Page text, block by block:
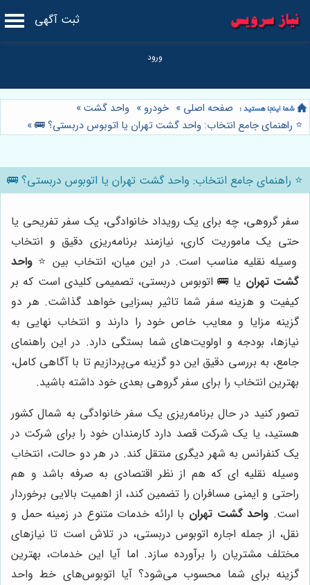
ثبت آگهی
صفحه اصلی » خودرو » واحد گشت»
⭐️ راهنمای جامع انتخاب: واحد گشت تهران یا اتوبوس دربستی؟ 🚌»
⭐️ راهنمای جامع انتخاب: واحد گشت تهران یا اتوبوس دربستی؟ 🚌
سفر گروهی، چه برای یک رویداد خانوادگی، یک سفر تفریحی یا
حتی یک ماموریت کاری، نیازمند برنامه‌ریزی دقیق و انتخاب
وسیله نقلیه مناسب است. در این میان، انتخاب بین ⭐️ واحد
گشت تهران یا 🚌 اتوبوس دربستی، تصمیمی کلیدی است که بر
کیفیت و هزینه سفر شما تاثیر بسزایی خواهد گذاشت. هر دو
گزینه مزایا و معایب خاص خود را دارند و انتخاب نهایی به
نیازها، بودجه و اولویت‌های شما بستگی دارد. در این راهنمای
جامع، به بررسی دقیق این دو گزینه می‌پردازیم تا با آگاهی کامل،
بهترین انتخاب را برای سفر گروهی بعدی خود داشته باشید.
تصور کنید در حال برنامه‌ریزی یک سفر خانوادگی به شمال کشور
هستید، یا یک شرکت قصد دارد کارمندان خود را برای شرکت در
یک کنفرانس به شهر دیگری منتقل کند. در هر دو حالت، انتخاب
وسیله نقلیه ای که هم از نظر اقتصادی به صرفه باشد و هم
راحتی و ایمنی مسافران را تضمین کند، از اهمیت بالایی برخوردار
است. واحد گشت تهران با ارائه خدمات متنوع در زمینه حمل و
نقل، از جمله اجاره اتوبوس دربستی، در تلاش است تا نیازهای
مختلف مشتریان را برآورده سازد. اما آیا این خدمات، بهترین
گزینه برای شما محسوب می‌شود؟ آیا اتوبوس‌های خط واحد